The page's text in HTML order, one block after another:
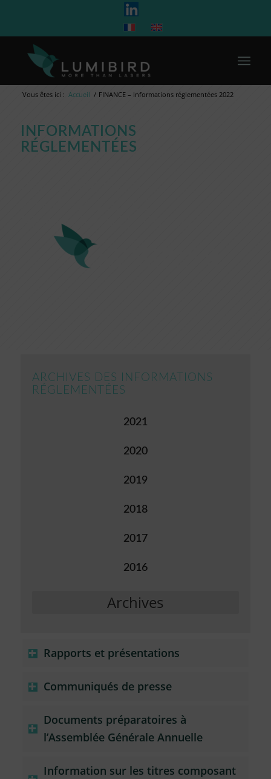
Vous êtes ici : Accueil / FINANCE – Informations réglementées 2022
INFORMATIONS
RÉGLEMENTÉES
PERMANENTE EN 2022
ARCHIVES DES INFORMATIONS
RÉGLEMENTÉES
2021
2020
2019
2018
2017
2016
Archives
Rapports et présentations
Communiqués de presse
Documents préparatoires à
l’Assemblée Générale Annuelle
Information sur les titres composant